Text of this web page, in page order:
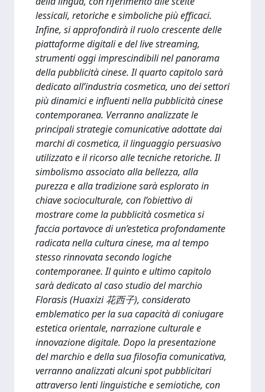
lessicali, retoriche e simboliche più efficaci.
Infine, si approfondirà il ruolo crescente delle
piattaforme digitali e del live streaming,
strumenti oggi imprescindibili nel panorama
della pubblicità cinese. Il quarto capitolo sarà
dedicato all’industria cosmetica, uno dei settori
più dinamici e influenti nella pubblicità cinese
contemporanea. Verranno analizzate le
principali strategie comunicative adottate dai
marchi di cosmetica, il linguaggio persuasivo
utilizzato e il ricorso alle tecniche retoriche. Il
simbolismo associato alla bellezza, alla
purezza e alla tradizione sarà esplorato in
chiave socioculturale, con l’obiettivo di
mostrare come la pubblicità cosmetica si
faccia portavoce di un’estetica profondamente
radicata nella cultura cinese, ma al tempo
stesso rinnovata secondo logiche
contemporanee. Il quinto e ultimo capitolo
sarà dedicato al caso studio del marchio
Florasis (Huaxizi 花西子), considerato
emblematico per la sua capacità di coniugare
estetica orientale, narrazione culturale e
innovazione digitale. Dopo la presentazione
del marchio e della sua filosofia comunicativa,
verranno analizzati alcuni spot pubblicitari
attraverso lenti linguistiche e semiotiche, con